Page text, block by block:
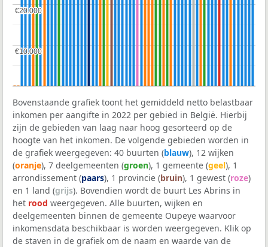
€10.000
€10.000
€20.000
€20.000
Bovenstaande grafiek toont het gemiddeld netto belastbaar
inkomen per aangifte in 2022 per gebied in België. Hierbij
zijn de gebieden van laag naar hoog gesorteerd op de
hoogte van het inkomen. De volgende gebieden worden in
de grafiek weergegeven: 40 buurten (blauw), 12 wijken
(oranje), 7 deelgemeenten (groen), 1 gemeente (geel), 1
arrondissement (paars), 1 provincie (bruin), 1 gewest (roze)
en 1 land (grijs). Bovendien wordt de buurt Les Abrins in
het rood weergegeven. Alle buurten, wijken en
deelgemeenten binnen de gemeente Oupeye waarvoor
inkomensdata beschikbaar is worden weergegeven. Klik op
de staven in de grafiek om de naam en waarde van de